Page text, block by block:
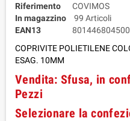
Riferimento
COVIMOS
In magazzino
99 Articoli
EAN13
801446804500
COPRIVITE POLIETILENE
ESAG. 10MM
Vendita: Sfusa, in
Pezzi
Selezionare la